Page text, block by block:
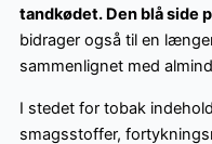
tandkødet. Den blå side
bidrager også til en
sammenlignet med
I stedet for tobak
smagsstoffer,